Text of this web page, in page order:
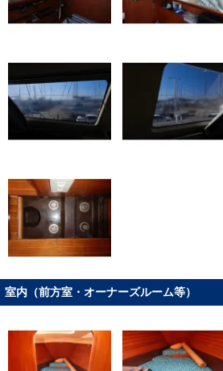
室内（前方室・オーナーズルーム等）